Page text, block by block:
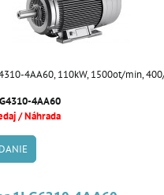
4AA60, 110kW, 1500ot/min,
4AA60
/ Náhrada